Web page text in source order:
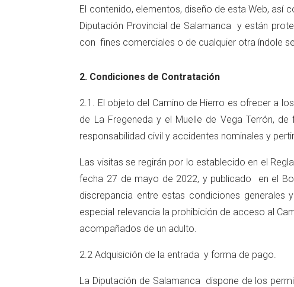
El contenido, elementos, diseño de esta Web, así
Diputación Provincial de Salamanca y están
con fines comerciales o de cualquier otra índole
2. Condiciones de Contratación
2.1. El objeto del Camino de Hierro es ofrecer a
de La Fregeneda y el Muelle de Vega Terrón,
responsabilidad civil y accidentes nominales y
Las visitas se regirán por lo establecido en el
fecha 27 de mayo de 2022, y publicado en el
discrepancia entre estas condiciones
especial relevancia la prohibición de acceso al
acompañados de un adulto.
2.2 Adquisición de la entrada y forma de pago.
La Diputación de Salamanca dispone de los